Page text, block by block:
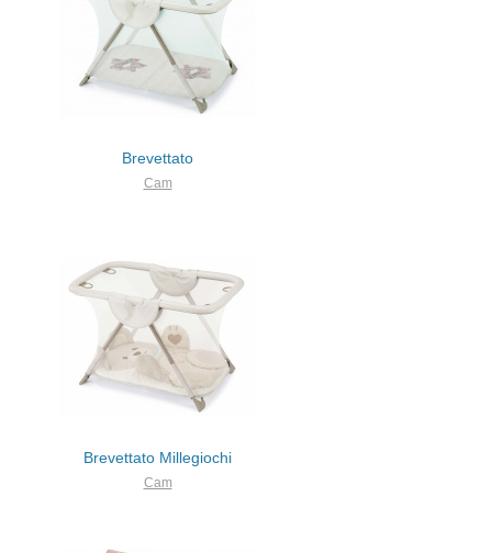
Brevettato
Cam
Brevettato Millegiochi
Cam